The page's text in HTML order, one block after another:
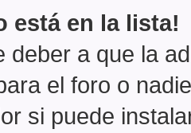
está en la lista!
deber a que la
el foro o
si puede